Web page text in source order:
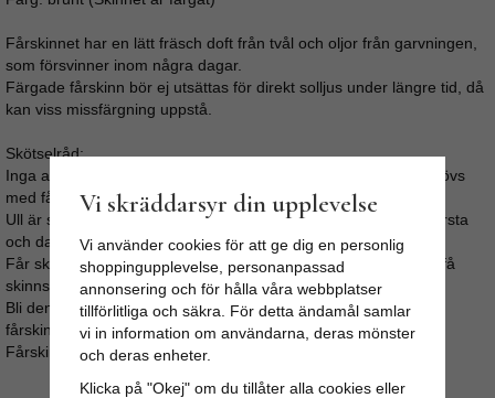
Fårskinnet har en lätt fräsch doft från tvål och oljor från garvningen,
som försvinner inom några dagar.
Färgade fårskinn bör ej utsättas för direkt solljus under längre tid, då
kan viss missfärgning uppstå.
Skötselråd:
Inga av våra fårskinn bör tvättas i maskin, vilket inte heller behövs
med fårskinn.
Ull är självrensande, vädra skinnet under tak i fuktigt väder. Borsta
och dammsug regelbundet.
Får skinnet fläckar så gnugga med lätt fuktad trasa, undvik att få
skinnsidan blöt.
Bli den ändå fuktig så låt den torka långsamt och stretcha/dra i
fårskinnet med jämna mellanrum.
Fårskinnen kan kemtvättas.
Vi skräddarsyr din upplevelse
Vi använder cookies för att ge dig en personlig
shoppingupplevelse, personanpassad
annonsering och för hålla våra webbplatser
tillförlitliga och säkra. För detta ändamål samlar
vi in information om användarna, deras mönster
och deras enheter.
Klicka på "Okej" om du tillåter alla cookies eller